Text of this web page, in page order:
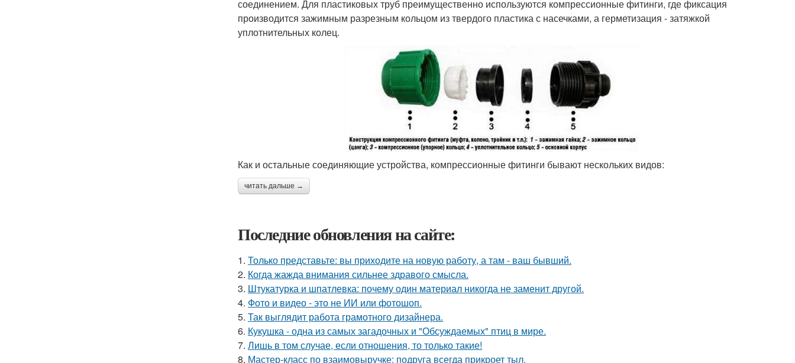
соединением. Для пластиковых труб преимущественно используются компрессионные фитинги, где фиксация
производится зажимным разрезным кольцом из твердого пластика с насечками, а герметизация - затяжкой
уплотнительных колец.
Как и остальные соединяющие устройства, компрессионные фитинги бывают нескольких видов:
читать дальше →
Последние обновления на сайте:
1. Только представьте: вы приходите на новую работу, а там - ваш бывший.
2. Когда жажда внимания сильнее здравого смысла.
3. Штукатурка и шпатлевка: почему один материал никогда не заменит другой.
4. Фото и видео - это не ИИ или фотошоп.
5. Так выглядит работа грамотного дизайнера.
6. Кукушка - одна из самых загадочных и "Обсуждаемых" птиц в мире.
7. Лишь в том случае, если отношения, то только такие!
8. Мастер-класс по взаимовыручке: подруга всегда прикроет тыл.